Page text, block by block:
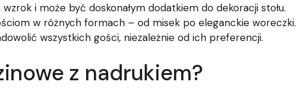
i może być doskonałym dodatkiem do dekoracji stołu.
w różnych formach – od misek po eleganckie woreczki.
wszystkich gości, niezależnie od ich preferencji.
z nadrukiem?